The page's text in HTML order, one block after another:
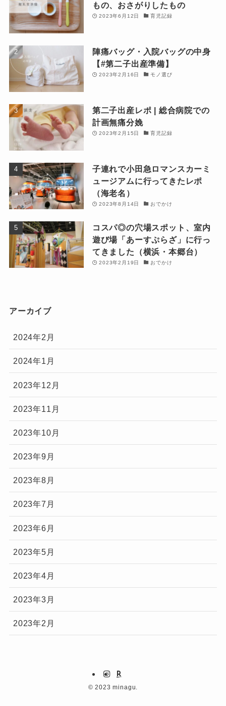
もの、おさがりしたもの
2023年6月12日 育児記録
陣痛バッグ・入院バッグの中身
【#第二子出産準備】
2023年2月16日 モノ選び
第二子出産レポ | 総合病院での
計画無痛分娩
2023年2月15日 育児記録
子連れで小田急ロマンスカーミ
ュージアムに行ってきたレポ
（海老名）
2023年8月14日 おでかけ
コスパ◎の穴場スポット、室内
遊び場「あーすぷらざ」に行っ
てきました（横浜・本郷台）
2023年2月19日 おでかけ
アーカイブ
2024年2月
2024年1月
2023年12月
2023年11月
2023年10月
2023年9月
2023年8月
2023年7月
2023年6月
2023年5月
2023年4月
2023年3月
2023年2月
© 2023 minagu.